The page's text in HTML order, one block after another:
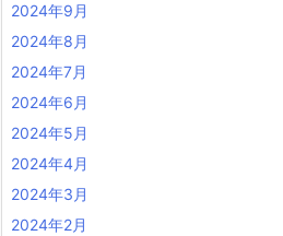
2024年9月
2024年8月
2024年7月
2024年6月
2024年5月
2024年4月
2024年3月
2024年2月